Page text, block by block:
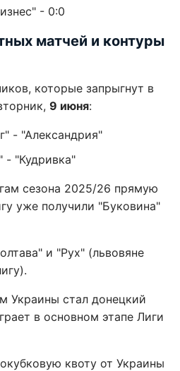
- 0:0
матчей и контуры
которые запрыгнут в
9 июня:
- "Александрия"
- "Кудривка"
сезона 2025/26 прямую
уже получили "Буковина"
и "Рух" (львовяне
Украины стал донецкий
в основном этапе Лиги
квоту от Украины